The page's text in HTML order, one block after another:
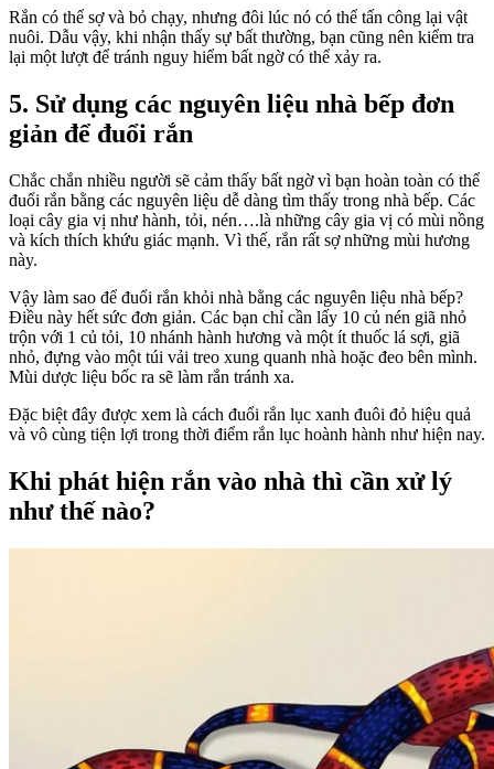
Rắn có thể sợ và bỏ chạy, nhưng đôi lúc nó có thể tấn công lại vật
nuôi. Dẫu vậy, khi nhận thấy sự bất thường, bạn cũng nên kiểm tra
lại một lượt để tránh nguy hiểm bất ngờ có thể xảy ra.
5. Sử dụng các nguyên liệu nhà bếp đơn
giản để đuổi rắn
Chắc chắn nhiều người sẽ cảm thấy bất ngờ vì bạn hoàn toàn có thể
đuổi rắn bằng các nguyên liệu dễ dàng tìm thấy trong nhà bếp. Các
loại cây gia vị như hành, tỏi, nén….là những cây gia vị có mùi nồng
và kích thích khứu giác mạnh. Vì thế, rắn rất sợ những mùi hương
này.
Vậy làm sao để đuổi rắn khỏi nhà bằng các nguyên liệu nhà bếp?
Điều này hết sức đơn giản. Các bạn chỉ cần lấy 10 củ nén giã nhỏ
trộn với 1 củ tỏi, 10 nhánh hành hương và một ít thuốc lá sợi, giã
nhỏ, đựng vào một túi vải treo xung quanh nhà hoặc đeo bên mình.
Mùi dược liệu bốc ra sẽ làm rắn tránh xa.
Đặc biệt đây được xem là cách đuổi rắn lục xanh đuôi đỏ hiệu quả
và vô cùng tiện lợi trong thời điểm rắn lục hoành hành như hiện nay.
Khi phát hiện rắn vào nhà thì cần xử lý
như thế nào?